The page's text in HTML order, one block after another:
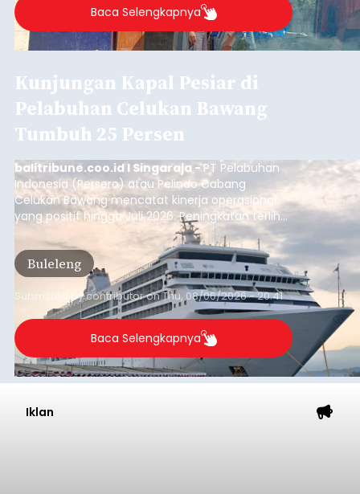
Baca Selengkapnya
Kunjungan Kapal Pesiar di
Pelabuhan Celukan Bawang
Tumbuh 25 Persen
balitribune.coo.id I Singaraja -PT Pelabuhan
Indonesia (Persero) atau Pelindo Cabang
Celukan Bawang mencatat kinerja operasional
yang positif hingga Juli 2026. Peningkatan terlihat
dari arus kapal yang mencapai 1,48 juta Gross
Tonnage (GT), atau tumbuh 12,4 persen
dibandingkan periode yang sama tahun lalu
yang tercatat sebesar 1,32 juta GT.
Buleleng
Submitted bycontributoronThu, 08/06/2026 - 20:41
Baca Selengkapnya
Iklan